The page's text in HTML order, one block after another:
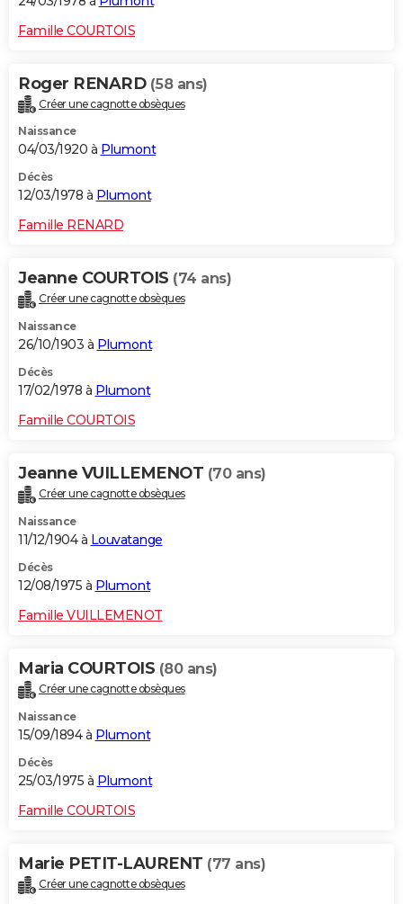
Famille COURTOIS
Roger RENARD (58 ans)
Créer une cagnotte obsèques
Naissance
04/03/1920 à Plumont
Décès
12/03/1978 à Plumont
Famille RENARD
Jeanne COURTOIS (74 ans)
Créer une cagnotte obsèques
Naissance
26/10/1903 à Plumont
Décès
17/02/1978 à Plumont
Famille COURTOIS
Jeanne VUILLEMENOT (70 ans)
Créer une cagnotte obsèques
Naissance
11/12/1904 à Louvatange
Décès
12/08/1975 à Plumont
Famille VUILLEMENOT
Maria COURTOIS (80 ans)
Créer une cagnotte obsèques
Naissance
15/09/1894 à Plumont
Décès
25/03/1975 à Plumont
Famille COURTOIS
Marie PETIT-LAURENT (77 ans)
Créer une cagnotte obsèques